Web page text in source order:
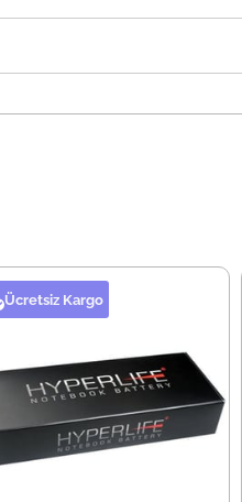
Ücretsiz Kargo